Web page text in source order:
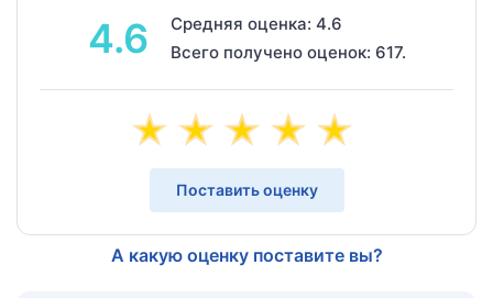
4.6
Средняя оценка: 4.6
Всего получено оценок: 617.
Поставить оценку
А какую оценку поставите вы?